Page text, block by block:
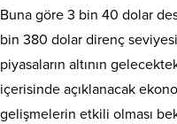
Buna göre 3 bin 40 dolar
bin 380 dolar direnç seviyesi
piyasaların altının
içerisinde açıklanacak
gelişmelerin etkili olması